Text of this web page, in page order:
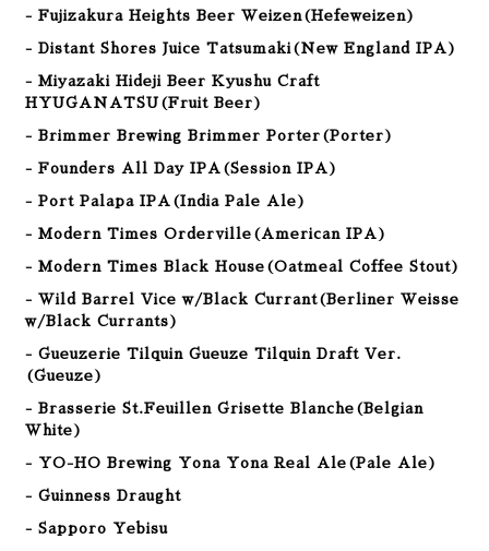
- Fujizakura Heights Beer Weizen(Hefeweizen)
- Distant Shores Juice Tatsumaki(New England IPA)
- Miyazaki Hideji Beer Kyushu Craft
HYUGANATSU(Fruit Beer)
- Brimmer Brewing Brimmer Porter(Porter)
- Founders All Day IPA(Session IPA)
- Port Palapa IPA(India Pale Ale)
- Modern Times Orderville(American IPA)
- Modern Times Black House(Oatmeal Coffee Stout)
- Wild Barrel Vice w/Black Currant(Berliner Weisse
w/Black Currants)
- Gueuzerie Tilquin Gueuze Tilquin Draft Ver.
(Gueuze)
- Brasserie St.Feuillen Grisette Blanche(Belgian
White)
- YO-HO Brewing Yona Yona Real Ale(Pale Ale)
- Guinness Draught
- Sapporo Yebisu